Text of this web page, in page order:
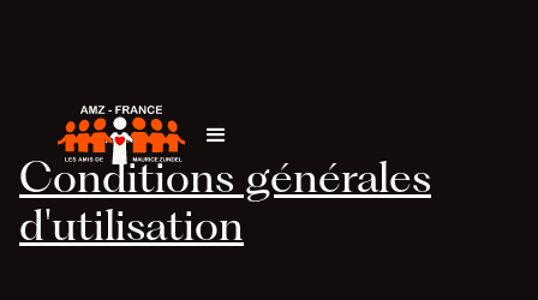
Conditions générales
d'utilisation